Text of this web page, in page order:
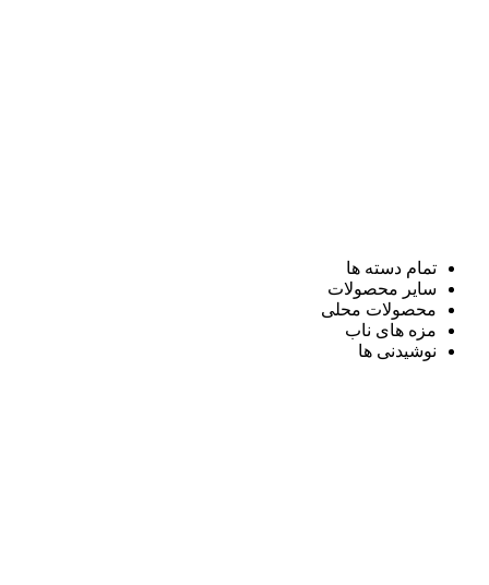
تمام دسته ها
سایر محصولات
محصولات محلی
مزه های ناب
نوشیدنی ها